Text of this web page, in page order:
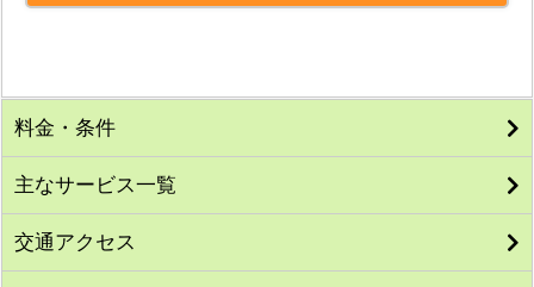
料金・条件
主なサービス一覧
交通アクセス